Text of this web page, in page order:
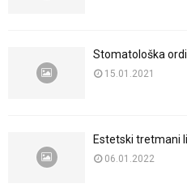
Stomatološka
15.01.2021
Estetski tretmani
06.01.2022